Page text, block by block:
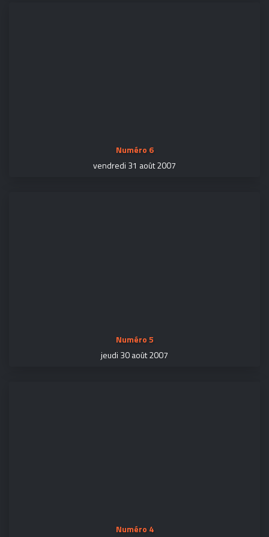
Numéro 6
vendredi 31 août 2007
Numéro 5
jeudi 30 août 2007
Numéro 4